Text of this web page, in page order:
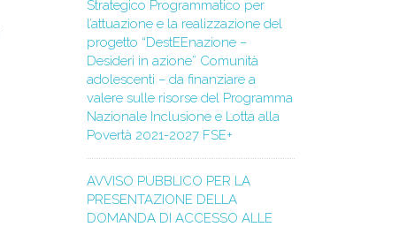
Strategico Programmatico per
l’attuazione e la realizzazione del
progetto “DestEEnazione –
Desideri in azione” Comunità
adolescenti – da finanziare a
valere sulle risorse del Programma
Nazionale Inclusione e Lotta alla
Povertà 2021-2027 FSE+
AVVISO PUBBLICO PER LA
PRESENTAZIONE DELLA
DOMANDA DI ACCESSO ALLE